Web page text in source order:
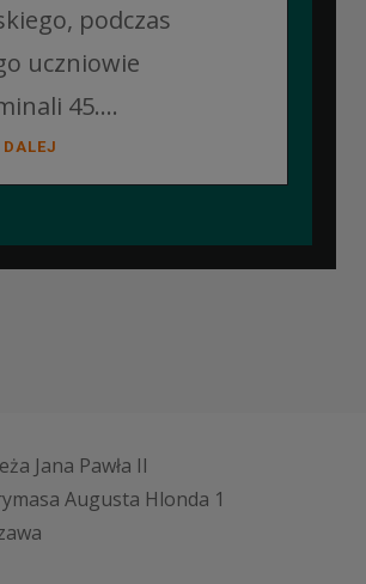
podczas
uczniowie
45....
Jana Pawła II
Augusta Hlonda 1